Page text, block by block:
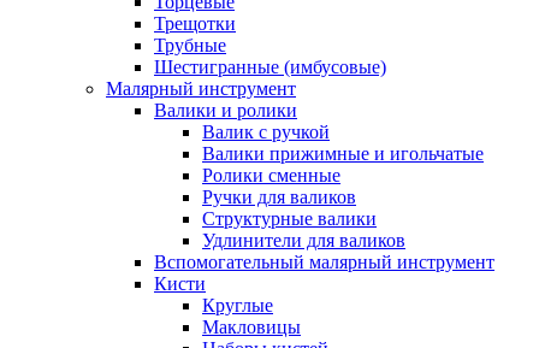
Трещотки
Трубные
Шестигранные (имбусовые)
Малярный инструмент
Валики и ролики
Валик с ручкой
Валики прижимные и игольчатые
Ролики сменные
Ручки для валиков
Структурные валики
Удлинители для валиков
Вспомогательный малярный инструмент
Кисти
Круглые
Макловицы